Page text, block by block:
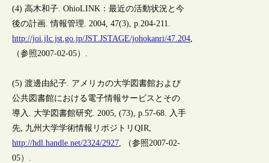
(4) 高木和子. OhioLINK：最近の活動状況と今
後の計画. 情報管理. 2004, 47(3), p.204-211.
http://joi.jlc.jst.go.jp/JST.JSTAGE/johokanri/47.204
（参照2007-02-05）.
(5) 渡邊由紀子. アメリカの大学図書館および
公共図書館における電子情報サービスとその
導入. 大学図書館研究. 2005, (73), p.57-68. 入手
先, 九州大学学術情報リポジトリQIR,
http://hdl.handle.net/2324/2927 , （参照2007-02-
05）.